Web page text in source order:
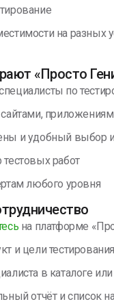
на разных
«Просто
по
и удобный выбор
работ
любого уровня
на платформе
и цели
в каталоге или
отчёт и список